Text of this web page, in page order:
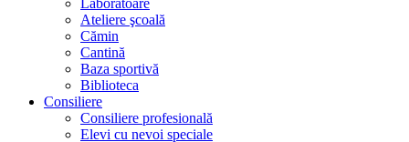
Laboratoare
Ateliere şcoală
Cămin
Cantină
Baza sportivă
Biblioteca
Consiliere
Consiliere profesională
Elevi cu nevoi speciale